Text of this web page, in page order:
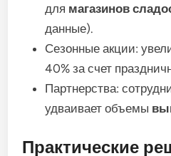
для магазинов
данные).
Сезонные акции:
40% за счет
Партнерства:
удваивает объемы
Практические